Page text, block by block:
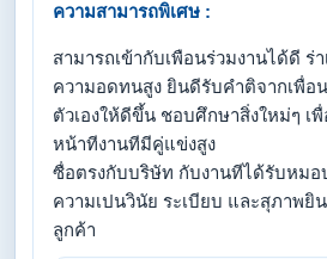
ความสามารถพิเศษ :
สามารถเข้ากับเพือนร่วมงานได้ดี ร่
ความอดทนสูง ยินดีรับคำติจากเพื่อ
ตัวเองให้ดีขึ้น ชอบศึกษาสิ่งใหม่ๆ เ
หน้าทีงานทีมีคู่แข่งสูง
ซื่อตรงกับบริษัท กับงานทีได้รับหมอ
ความเปนวินัย ระเบียบ และสุภาพยิ
ลูกค้า